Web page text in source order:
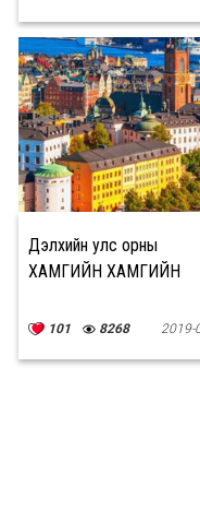
Дэлхийн улс орны
ХАМГИЙН ХАМГИЙН
101 8268 2019-